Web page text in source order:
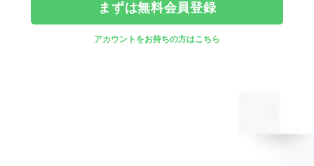
そのため、実務としては修正簿価純資産法と同様の手順と
なることが大半です。
まずは無料会員登録
アカウントをお持ちの方はこちら